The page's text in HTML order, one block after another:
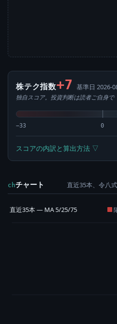
株テク指数+7 基準日 2026-
独自スコア。投資判断は読者ご自身で
−33 0
スコアの内訳と算出方法 ▽
chチャート 直近35本、令八
直近35本 — MA 5/25/75